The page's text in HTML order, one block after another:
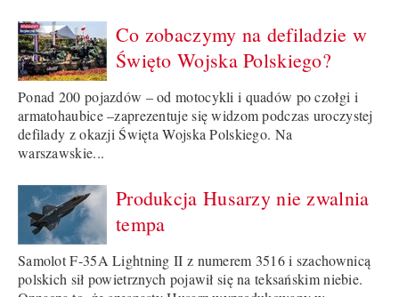
Co zobaczymy na defiladzie w
Święto Wojska Polskiego?
Ponad 200 pojazdów – od motocykli i quadów po czołgi i
armatohaubice –zaprezentuje się widzom podczas uroczystej
defilady z okazji Święta Wojska Polskiego. Na
warszawskie...
Produkcja Husarzy nie zwalnia
tempa
Samolot F-35A Lightning II z numerem 3516 i szachownicą
polskich sił powietrznych pojawił się na teksańskim niebie.